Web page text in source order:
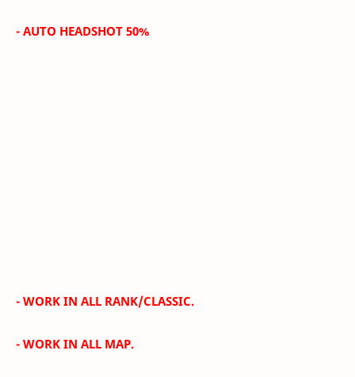
- AUTO HEADSHOT 50%
- WORK IN ALL RANK/CLASSIC.
- WORK IN ALL MAP.